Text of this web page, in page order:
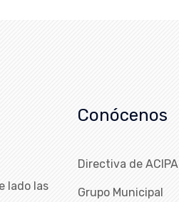
lado las
Conócenos
Directiva de ACIPA
Grupo Municipal